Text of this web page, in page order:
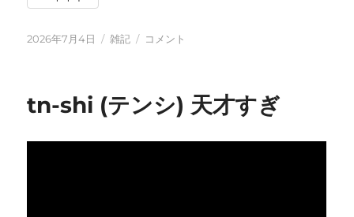
投
2026年7月4日
カ
ー
雑記
い
と
コメント
tn-shi (テンシ) 天才すぎ